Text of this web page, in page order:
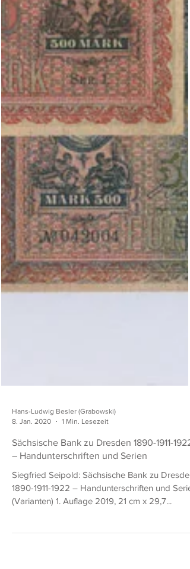
Hans-Ludwig Besler (Grabowski)
Sächsische Bank zu Dresden 1890-1911-1922
– Handunterschriften und Serien
Siegfried Seipold: Sächsische Bank zu Dresden